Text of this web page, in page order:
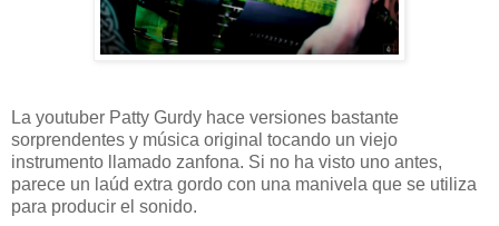
La youtuber Patty Gurdy hace versiones bastante
sorprendentes y música original tocando un viejo
instrumento llamado zanfona. Si no ha visto uno antes,
parece un laúd extra gordo con una manivela que se utiliza
para producir el sonido.